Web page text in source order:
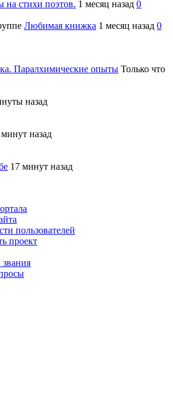
на стихи поэтов. 1 месяц назад 0
Любимая книжка 1 месяц назад 0
Паралхимические опыты Только что
назад
минут назад
17 минут назад
пользователей
проект